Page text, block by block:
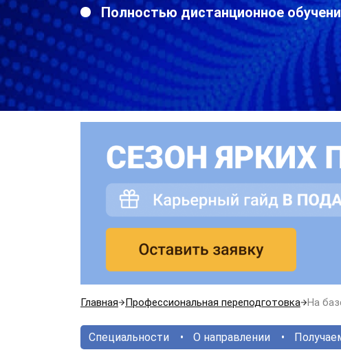
Полностью дистанционное
Главная Профессиональная переподготовка На
Специальности О направлении